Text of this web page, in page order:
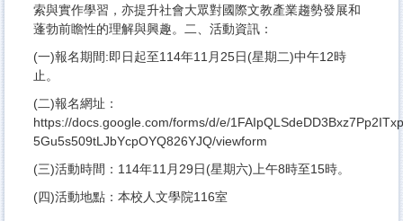
索與實作學習，亦提升社會大眾對國際文教產業趨勢發展和
蓬勃前瞻性的理解與興趣。二、活動資訊：
(一)報名期間:即日起至114年11月25日(星期二)中午12時
止。
(二)報名網址：
https://docs.google.com/forms/d/e/
5Gu5s509tLJbYcpOYQ826YJQ/viewform
(三)活動時間：114年11月29日(星期六)上午8時至15時。
(四)活動地點：本校人文學院116室